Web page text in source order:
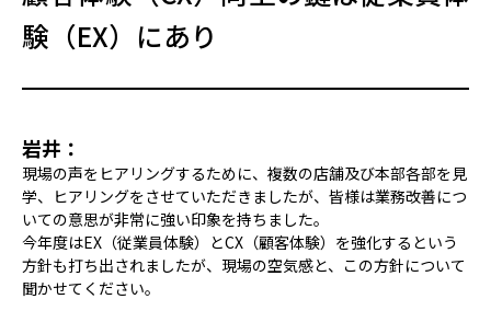
験（EX）にあり
岩井：
現場の声をヒアリングするために、複数の店舗及び本部各部を見
学、ヒアリングをさせていただきましたが、皆様は業務改善につ
いての意思が非常に強い印象を持ちました。
今年度はEX（従業員体験）とCX（顧客体験）を強化するという
方針も打ち出されましたが、現場の空気感と、この方針について
聞かせてください。